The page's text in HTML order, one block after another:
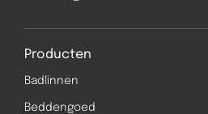
Producten
Badlinnen
Beddengoed